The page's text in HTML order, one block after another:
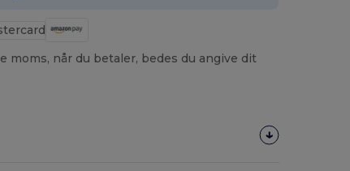
moms, når du betaler, bedes du angive dit